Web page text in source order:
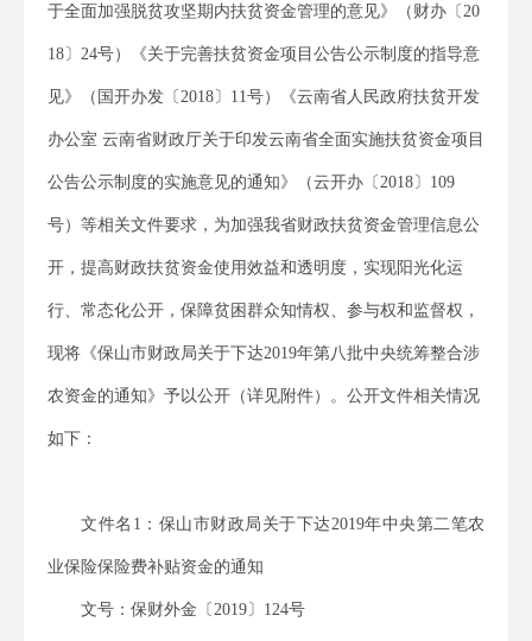
于全面加强脱贫攻坚期内扶贫资金管理的意见》（财办〔 20
18 〕 24号） 《关于完善扶贫资金项目公告公示制度的指导意
见》（国开办发〔 2018 〕 11 号）《云南省人民政府扶贫开发
办公室 云南省财政厅关于印发云南省全面实施扶贫资金项目
公告公示制度的实施意见的通知》（云开办〔 2018 〕 109
号）等相关文件要求，为加强我省财政扶贫资金管理信息公
开，提高财政扶贫资金使用效益和透明度，实现阳光化运
行、常态化公开，保障贫困群众知情权、参与权和监督权，
现将 《保山市财政局关于下达2019年第八批中央统筹整合涉
农资金的通知》 予以公开（详见附件）。公开文件相关情况
如下：
文件名 1 ： 保山市财政局关于下达 2019年中央第二笔农
业保险保险费补贴资金的通知
文号： 保财外金〔 2019〕124号